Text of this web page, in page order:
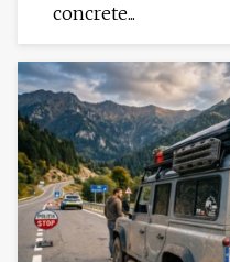
concrete...